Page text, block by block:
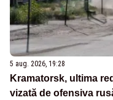
5 aug. 2026, 19:28
Kramatorsk, ultima
vizată de ofensiva